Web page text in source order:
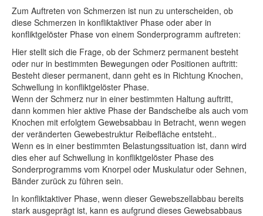
Zum Auftreten von Schmerzen ist nun zu unterscheiden, ob
diese Schmerzen in konfliktaktiver Phase oder aber in
konfliktgelöster Phase von einem Sonderprogramm auftreten:
Hier stellt sich die Frage, ob der Schmerz permanent besteht
oder nur in bestimmten Bewegungen oder Positionen auftritt:
Besteht dieser permanent, dann geht es in Richtung Knochen,
Schwellung in konfliktgelöster Phase.
Wenn der Schmerz nur in einer bestimmten Haltung auftritt,
dann kommen hier aktive Phase der Bandscheibe als auch vom
Knochen mit erfolgtem Gewebsabbau in Betracht, wenn wegen
der veränderten Gewebestruktur Reibefläche entsteht..
Wenn es in einer bestimmten Belastungssituation ist, dann wird
dies eher auf Schwellung in konfliktgelöster Phase des
Sonderprogramms vom Knorpel oder Muskulatur oder Sehnen,
Bänder zurück zu führen sein.
In konfliktaktiver Phase, wenn dieser Gewebszellabbau bereits
stark ausgeprägt ist, kann es aufgrund dieses Gewebsabbaus